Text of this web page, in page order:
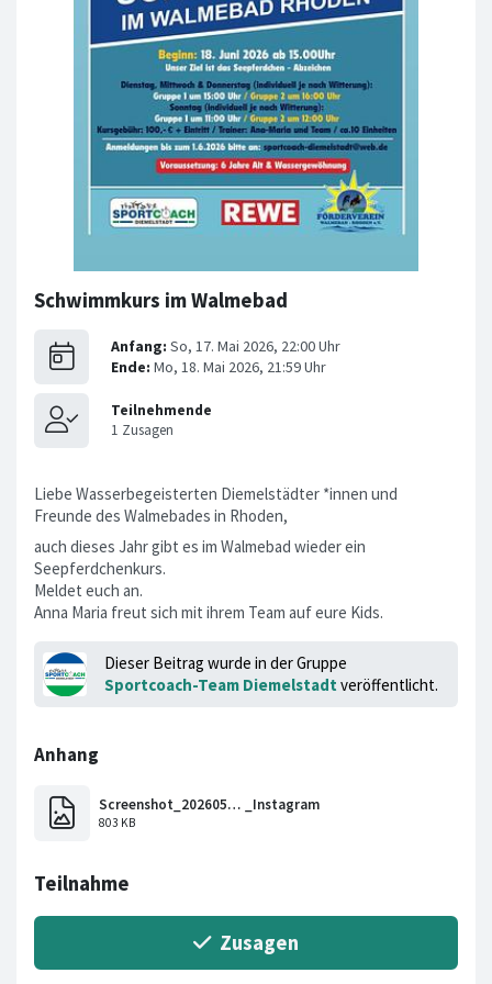
Schwimmkurs im Walmebad
Liebe Wasserbegeisterten Diemelstädter *innen und
Freunde des Walmebades in Rhoden,
auch dieses Jahr gibt es im Walmebad wieder ein
Seepferdchenkurs.
Meldet euch an.
Anna Maria freut sich mit ihrem Team auf eure Kids.
Dieser Beitrag wurde in der Gruppe
Sportcoach-Team Diemelstadt veröffentlicht.